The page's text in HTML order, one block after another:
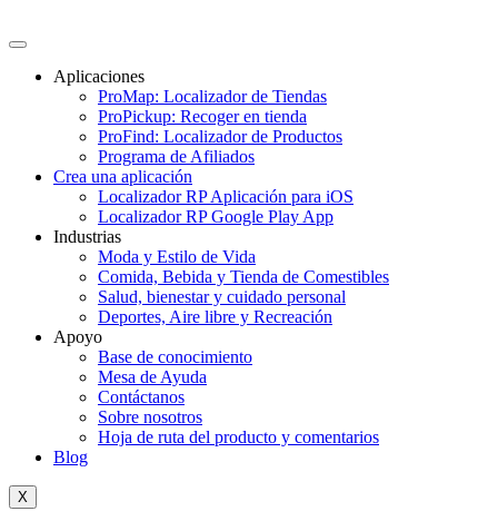
al
Aplicaciones
ProMap: Localizador de Tiendas
ProPickup: Recoger en tienda
ProFind: Localizador de Productos
Programa de Afiliados
Crea una aplicación
Localizador RP Aplicación para iOS
Localizador RP Google Play App
Industrias
Moda y Estilo de Vida
Comida, Bebida y Tienda de Comestibles
Salud, bienestar y cuidado personal
Deportes, Aire libre y Recreación
Apoyo
Base de conocimiento
Mesa de Ayuda
Contáctanos
Sobre nosotros
Hoja de ruta del producto y comentarios
Blog
X